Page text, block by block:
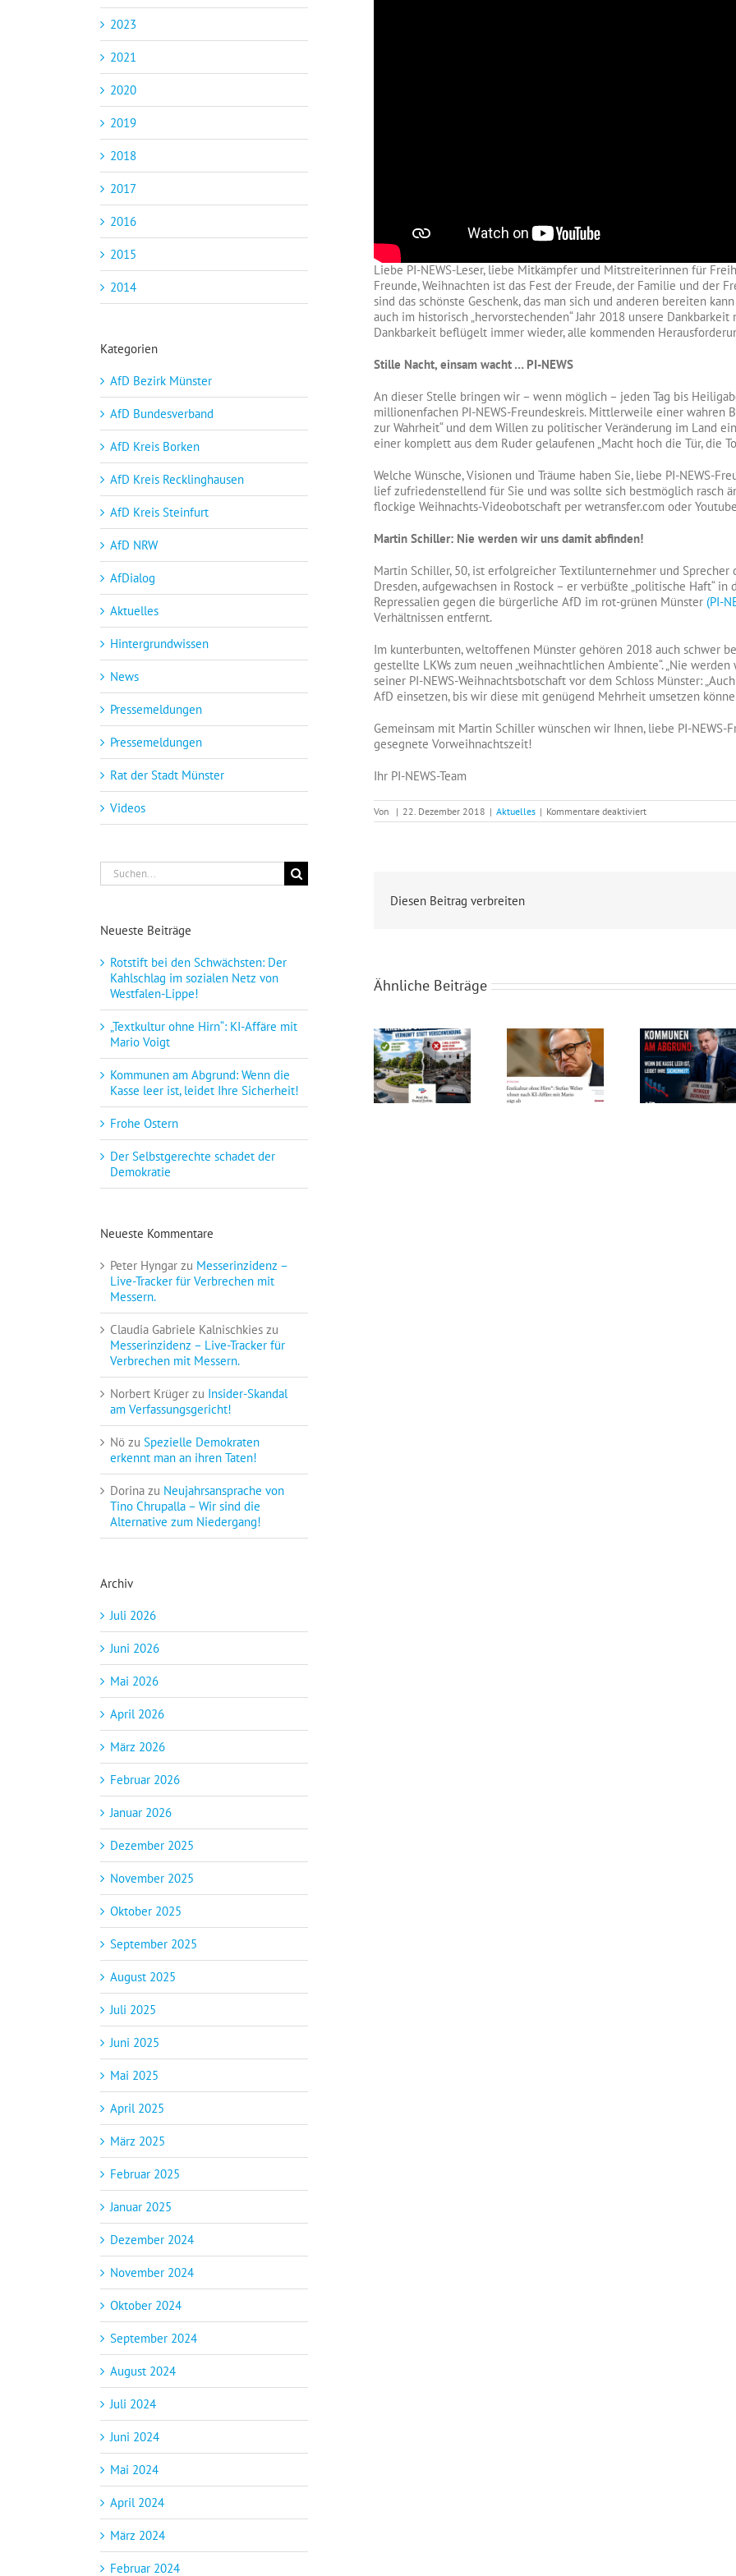
Liebe PI-NEWS-Leser, liebe Mitkämpfer und Mitstreiterinnen für
Freunde, Weihnachten ist das Fest der Freude, der Familie und der
sind das schönste Geschenk, das man sich und anderen bereiten
auch im historisch „hervorstechenden“ Jahr 2018 unsere
Dankbarkeit beflügelt immer wieder, alle kommenden
Stille Nacht, einsam wacht … PI-NEWS
An dieser Stelle bringen wir – wenn möglich – jeden Tag bis
millionenfachen PI-NEWS-Freundeskreis. Mittlerweile einer
zur Wahrheit“ und dem Willen zu politischer Veränderung im Land
einer komplett aus dem Ruder gelaufenen „Macht hoch die Tür, die
Welche Wünsche, Visionen und Träume haben Sie, liebe PI-NEWS-
lief zufriedenstellend für Sie und was sollte sich bestmöglich rasch
flockige Weihnachts-Videobotschaft per wetransfer.com oder
Martin Schiller: Nie werden wir uns damit abfinden!
Martin Schiller, 50, ist erfolgreicher Textilunternehmer und Sprecher
Dresden, aufgewachsen in Rostock – er verbüßte „politische Haft“
Repressalien gegen die bürgerliche AfD im rot-grünen Münster (PI-
Verhältnissen entfernt.
Im kunterbunten, weltoffenen Münster gehören 2018 auch schwer
gestellte LKWs zum neuen „weihnachtlichen Ambiente“. „Nie
seiner PI-NEWS-Weihnachtsbotschaft vor dem Schloss Münster:
AfD einsetzen, bis wir diese mit genügend Mehrheit umsetzen
Gemeinsam mit Martin Schiller wünschen wir Ihnen, liebe PI-NEWS-
gesegnete Vorweihnachtszeit!
Ihr PI-NEWS-Team
Von | 22. Dezember 2018 | Aktuelles | Kommentare deaktiviertfür
PI-
Diesen Beitrag verbreiten
Ähnliche Beiträge
2023
2021
2020
2019
2018
2017
2016
2015
2014
Kategorien
AfD Bezirk Münster
AfD Bundesverband
AfD Kreis Borken
AfD Kreis Recklinghausen
AfD Kreis Steinfurt
AfD NRW
AfDialog
Aktuelles
Hintergrundwissen
News
Pressemeldungen
Pressemeldungen
Rat der Stadt Münster
Videos
Suche
nach:
Neueste Beiträge
Rotstift bei den Schwächsten: Der
Kahlschlag im sozialen Netz von
Westfalen-Lippe!
„Textkultur ohne Hirn“: KI-Affäre mit
Mario Voigt
Kommunen am Abgrund: Wenn die
Kasse leer ist, leidet Ihre Sicherheit!
Frohe Ostern
Der Selbstgerechte schadet der
Demokratie
Neueste Kommentare
Peter Hyngar zu Messerinzidenz –
Live-Tracker für Verbrechen mit
Messern.
Claudia Gabriele Kalnischkies zu
Messerinzidenz – Live-Tracker für
Verbrechen mit Messern.
Norbert Krüger zu Insider-Skandal
am Verfassungsgericht!
Nö zu Spezielle Demokraten
erkennt man an ihren Taten!
Dorina zu Neujahrsansprache von
Tino Chrupalla – Wir sind die
Alternative zum Niedergang!
Archiv
Juli 2026
Juni 2026
Mai 2026
April 2026
März 2026
Februar 2026
Januar 2026
Dezember 2025
November 2025
Oktober 2025
September 2025
August 2025
Juli 2025
Juni 2025
Mai 2025
April 2025
März 2025
Februar 2025
Januar 2025
Dezember 2024
November 2024
Oktober 2024
September 2024
August 2024
Juli 2024
Juni 2024
Mai 2024
April 2024
März 2024
Februar 2024